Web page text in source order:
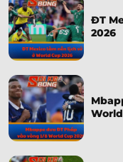
ĐT
2026